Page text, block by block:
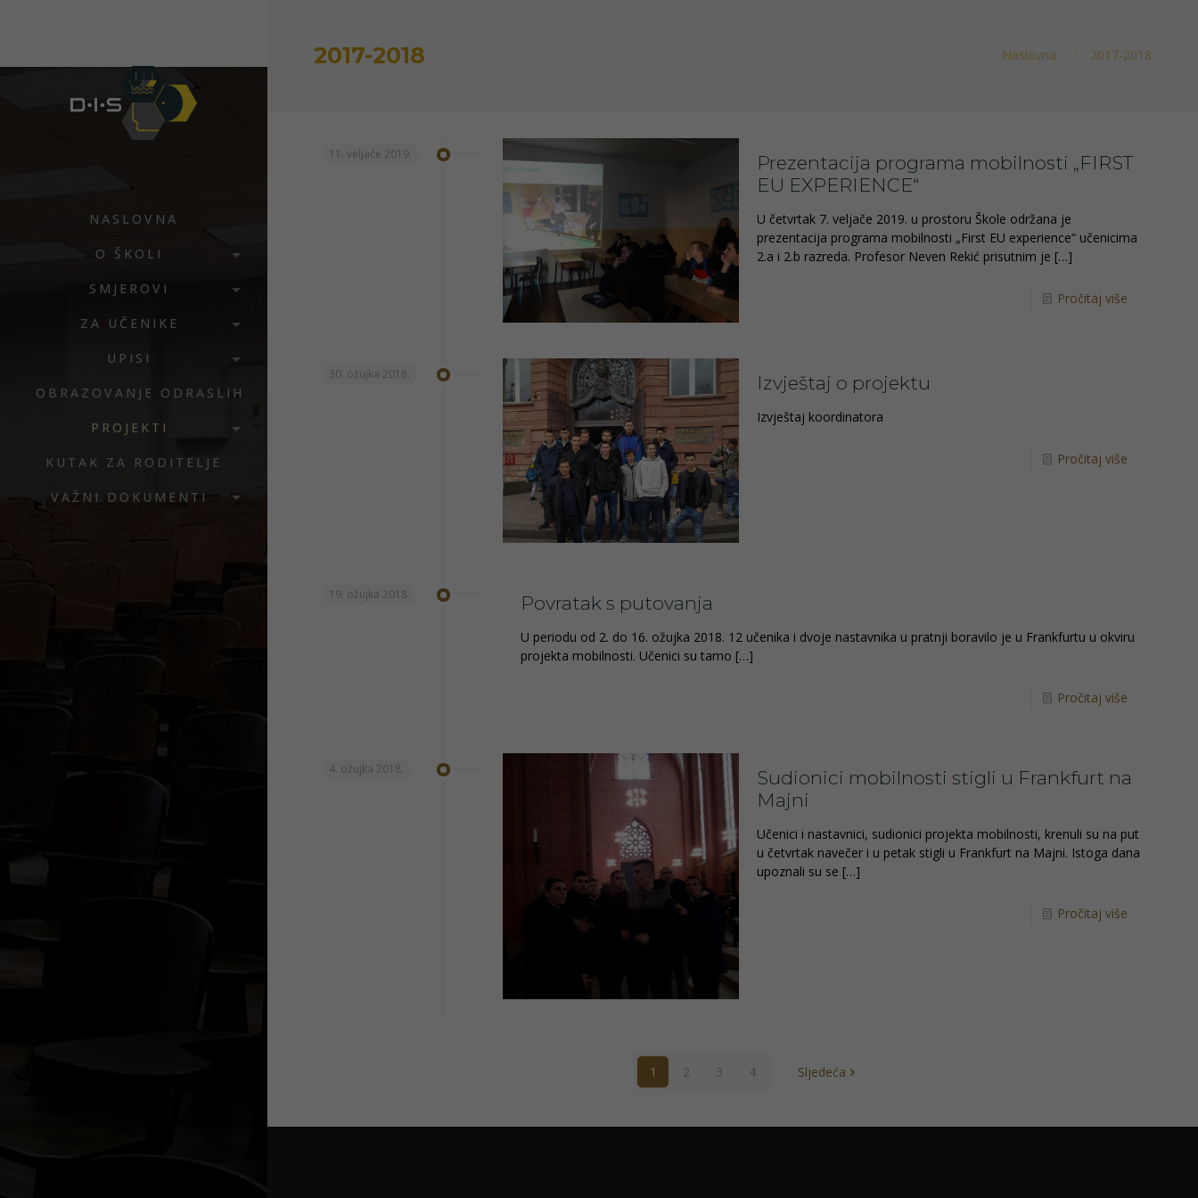
NASLOVNA
O ŠKOLI
SMJEROVI
ZA UČENIKE
UPISI
OBRAZOVANJE ODRASLIH
PROJEKTI
KUTAK ZA RODITELJE
VAŽNI DOKUMENTI
2017-2018 Naslovna 2017-2018
11. veljače 2019.
Prezentacija programa mobilnosti „FIRST
EU EXPERIENCE“
U četvrtak 7. veljače 2019. u prostoru Škole održana je
prezentacija programa mobilnosti „First EU experience“ učenicima
2.a i 2.b razreda. Profesor Neven Rekić prisutnim je […]
Pročitaj više
30. ožujka 2018. Izvještaj o projektu
Izvještaj koordinatora
Pročitaj više
19. ožujka 2018. Povratak s putovanja
U periodu od 2. do 16. ožujka 2018. 12 učenika i dvoje nastavnika u pratnji boravilo je u Frankfurtu u okviru
projekta mobilnosti. Učenici su tamo […]
Pročitaj više
4. ožujka 2018.
Sudionici mobilnosti stigli u Frankfurt na
Majni
Učenici i nastavnici, sudionici projekta mobilnosti, krenuli su na put
u četvrtak navečer i u petak stigli u Frankfurt na Majni. Istoga dana
upoznali su se […]
Pročitaj više
1 2 3 4 Sljedeća
Ovi
kolačiči su
obavezni
potpuni